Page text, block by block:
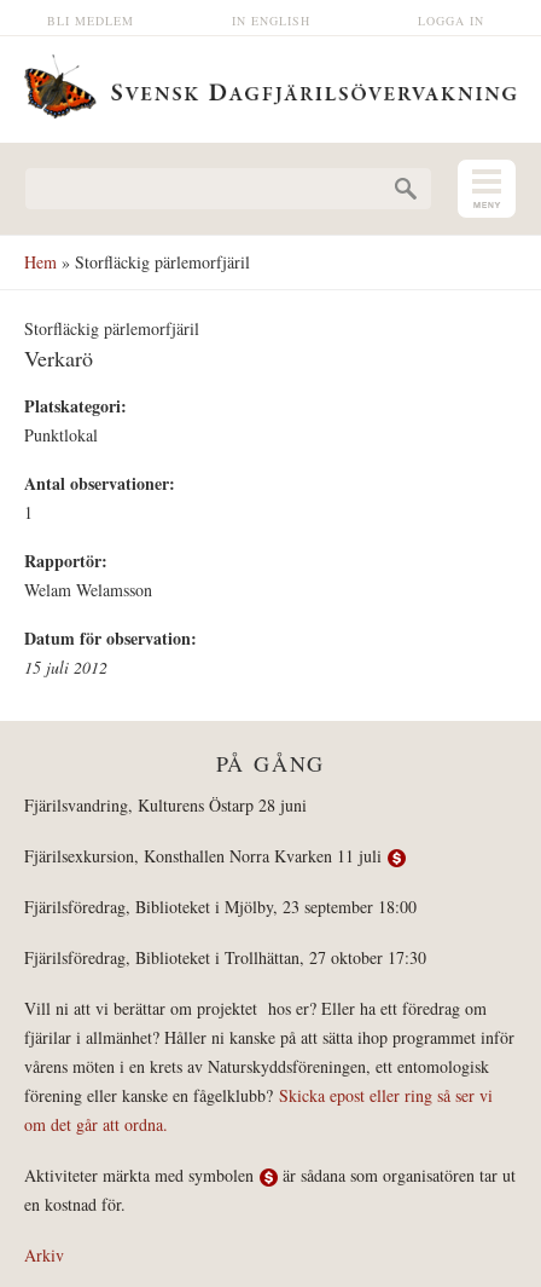
Hoppa till huvudinnehåll LOGGA IN
IN ENGLISH
BLI MEDLEM
Hem » Storfläckig pärlemorfjäril
Storfläckig pärlemorfjäril
Verkarö
Platskategori:
Punktlokal
Antal observationer:
1
Rapportör:
Welam Welamsson
Datum för observation:
15 juli 2012
PÅ GÅNG
Fjärilsvandring, Kulturens Östarp 28 juni
Fjärilsexkursion, Konsthallen Norra Kvarken 11 juli
Fjärilsföredrag, Biblioteket i Mjölby, 23 september 18:00
Fjärilsföredrag, Biblioteket i Trollhättan, 27 oktober 17:30
Vill ni att vi berättar om projektet hos er? Eller ha ett föredrag om
fjärilar i allmänhet? Håller ni kanske på att sätta ihop programmet inför
vårens möten i en krets av Naturskyddsföreningen, ett entomologisk
förening eller kanske en fågelklubb? Skicka epost eller ring så ser vi
om det går att ordna.
Aktiviteter märkta med symbolen
är sådana som organisatören tar ut
en kostnad för.
Arkiv